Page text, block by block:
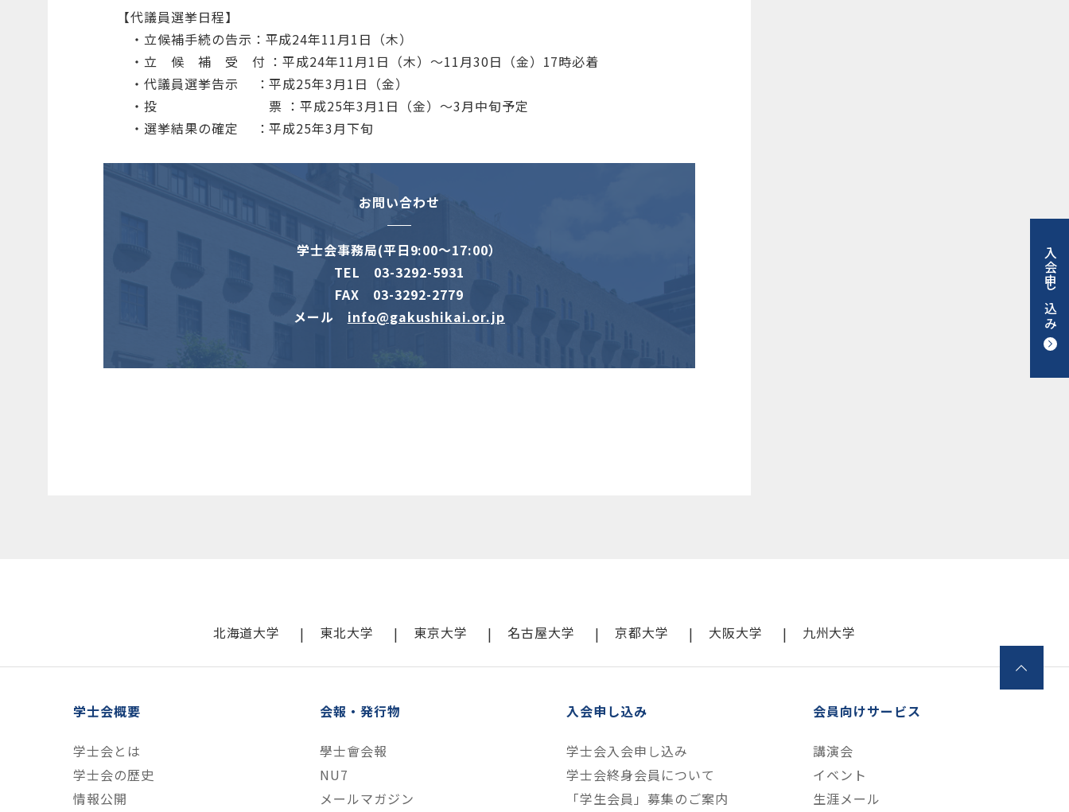
【代議員選挙日程】
・立候補手続の告示：平成24年11月1日（木）
・立 候 補 受 付 ：平成24年11月1日（木）～11月30日（金）17時必着
・代議員選挙告示 ：平成25年3月1日（金）
・投 票 ：平成25年3月1日（金）～3月中旬予定
・選挙結果の確定 ：平成25年3月下旬
お問い合わせ
学士会事務局(平日9:00～17:00）
TEL 03-3292-5931
FAX 03-3292-2779
メール info@gakushikai.or.jp
北海道大学 東北大学 東京大学 名古屋大学 京都大学 大阪大学 九州大学
学士会概要
学士会とは
学士会の歴史
情報公開
会報・発行物
學士會会報
NU7
メールマガジン
入会申し込み
学士会入会申し込み
学士会終身会員について
「学生会員」募集のご案内
会員向けサービス
講演会
イベント
生涯メール
入会申し込み